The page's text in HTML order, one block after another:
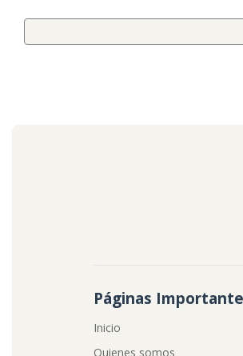
Páginas
Inicio
Quienes somos